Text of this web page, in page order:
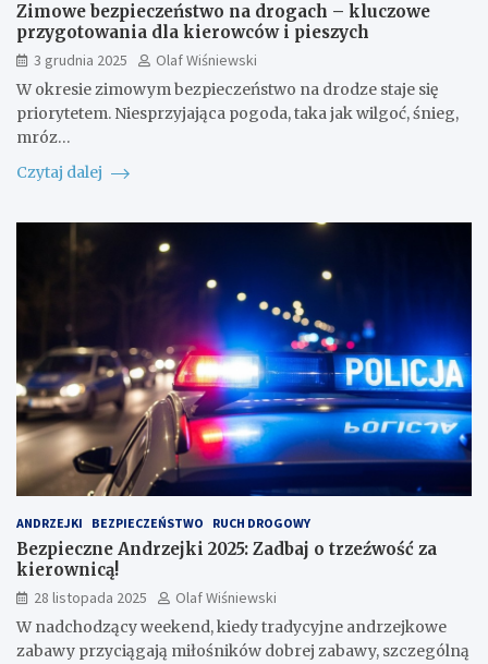
Zimowe bezpieczeństwo na drogach – kluczowe
przygotowania dla kierowców i pieszych
3 grudnia 2025
Olaf Wiśniewski
W okresie zimowym bezpieczeństwo na drodze staje się
priorytetem. Niesprzyjająca pogoda, taka jak wilgoć, śnieg,
mróz…
Czytaj dalej
ANDRZEJKI BEZPIECZEŃSTWO RUCH DROGOWY
Bezpieczne Andrzejki 2025: Zadbaj o trzeźwość za
kierownicą!
28 listopada 2025
Olaf Wiśniewski
W nadchodzący weekend, kiedy tradycyjne andrzejkowe
zabawy przyciągają miłośników dobrej zabawy, szczególną